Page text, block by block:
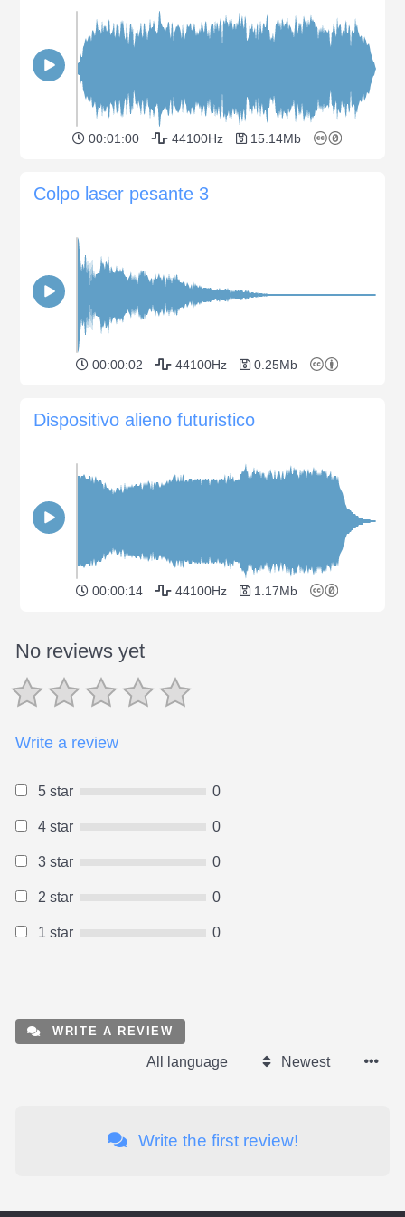
00:01:00 44100Hz 15.14Mb
Colpo laser pesante 3
00:00:02 44100Hz 0.25Mb
Dispositivo alieno futuristico
00:00:14 44100Hz 1.17Mb
No reviews yet
Write a review
5 star 0
4 star 0
3 star 0
2 star 0
1 star 0
WRITE A REVIEW
All language Newest
Write the first review!